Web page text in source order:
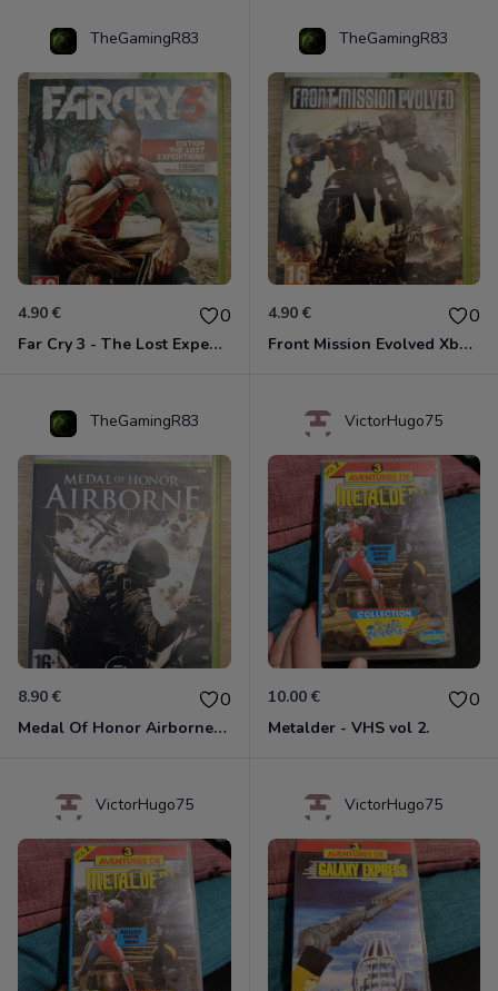
TheGamingR83
4.90 € 0
Far Cry 3 - The Lost Expeditions - Edition Spéciale Xbox 360
TheGamingR83
4.90 € 0
Front Mission Evolved Xbox 360
TheGamingR83
8.90 € 0
Medal Of Honor Airborne Xbox 360
VictorHugo75
10.00 € 0
Metalder - VHS vol 2.
VictorHugo75 VictorHugo75